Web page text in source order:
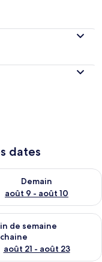
dates
8 - août 9
Demain
août 9 - août 10
la disponibilité pour
août 14 -
de semaine
août 21 - août 23
la disponibilité pour